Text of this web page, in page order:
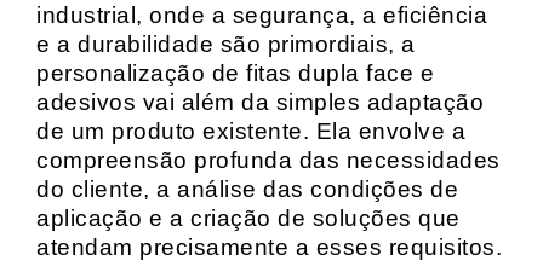
industrial, onde a segurança, a eficiência
e a durabilidade são primordiais, a
personalização de fitas dupla face e
adesivos vai além da simples adaptação
de um produto existente. Ela envolve a
compreensão profunda das necessidades
do cliente, a análise das condições de
aplicação e a criação de soluções que
atendam precisamente a esses requisitos.